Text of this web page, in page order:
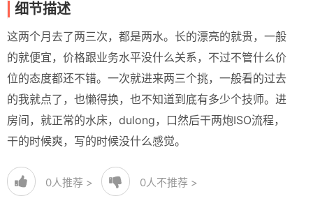
细节描述
这两个月去了两三次，都是两水。长的漂亮的就贵，一般
的就便宜，价格跟业务水平没什么关系，不过不管什么价
位的态度都还不错。一次就进来两三个挑，一般看的过去
的我就点了，也懒得换，也不知道到底有多少个技师。进
房间，就正常的水床，dulong，口然后干两炮ISO流程，
干的时候爽，写的时候没什么感觉。
0人推荐 > 0人不推荐 >